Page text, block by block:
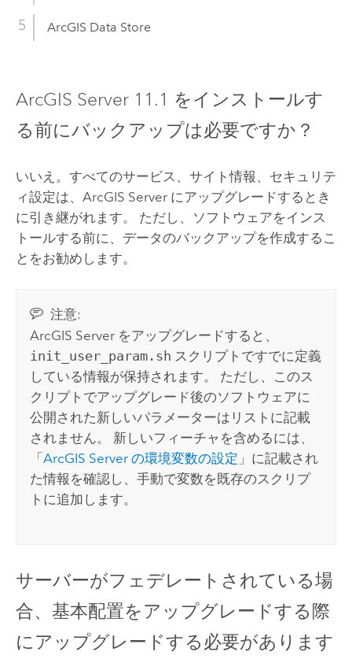
ArcGIS Data Store
ArcGIS Server 11.1 をインストールす
る前にバックアップは必要ですか？
いいえ。すべてのサービス、サイト情報、セキュリテ
ィ設定は、 ArcGIS Serverにアップグレードするとき
に引き継がれます。 ただし、ソフトウェアをインス
トールする前に、データのバックアップを作成するこ
とをお勧めします。
注意:
ArcGIS Server をアップグレードすると、
init_user_param.sh スクリプトですでに定義
している情報が保持されます。 ただし、このス
クリプトでアップグレード後のソフトウェアに
公開された新しいパラメーターはリストに記載
されません。 新しいフィーチャを含めるには、
「ArcGIS Server の環境変数の設定 」に記載され
た情報を確認し、手動で変数を既存のスクリプ
トに追加します。
サーバーがフェデレートされている場
合、基本配置をアップグレードする際
にアップグレードする必要があります